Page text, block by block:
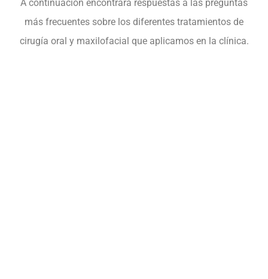
A continuación encontrará respuestas a las preguntas
más frecuentes sobre los diferentes tratamientos de
cirugía oral y maxilofacial que aplicamos en la clínica.